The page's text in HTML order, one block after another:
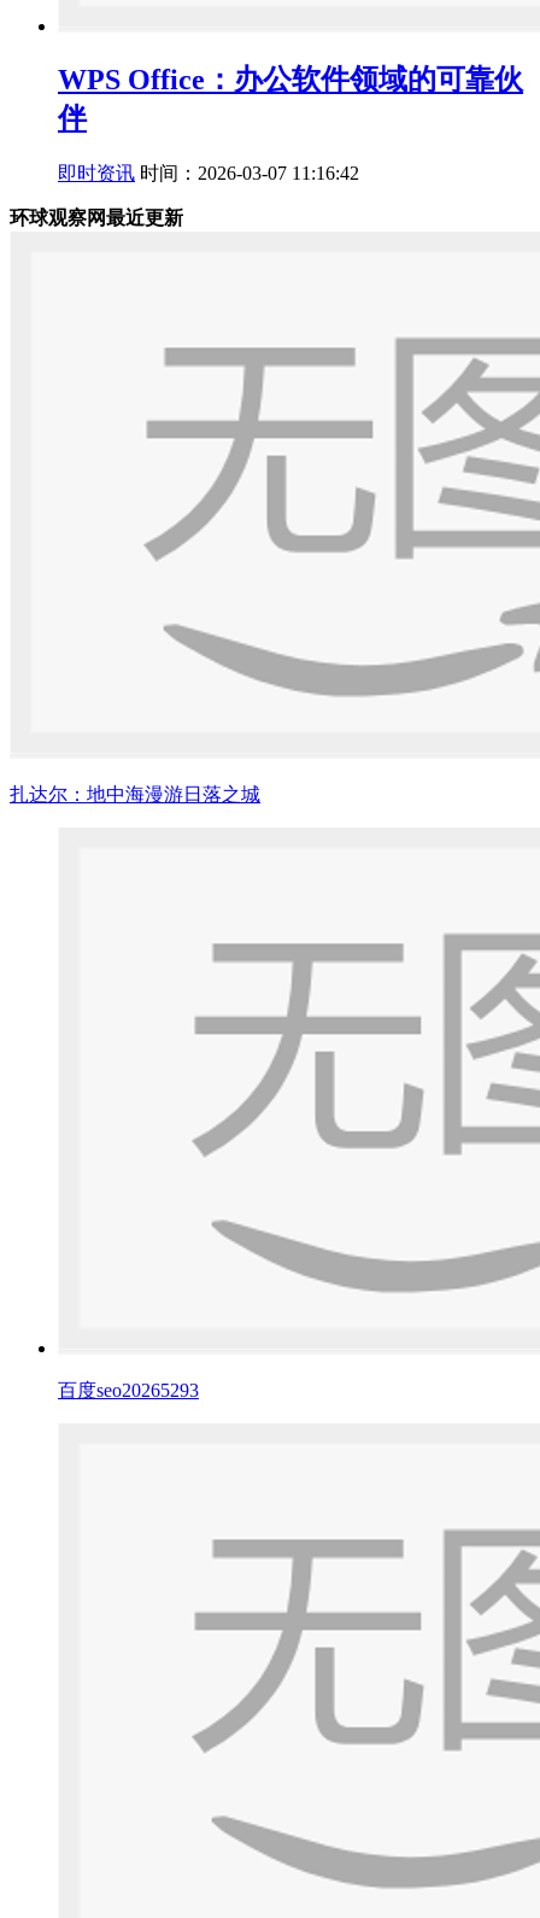
WPS Office：办公软件领域的可靠伙
伴
即时资讯 时间：2026-03-07 11:16:42
环球观察网最近更新
扎达尔：地中海漫游日落之城
百度seo20265293